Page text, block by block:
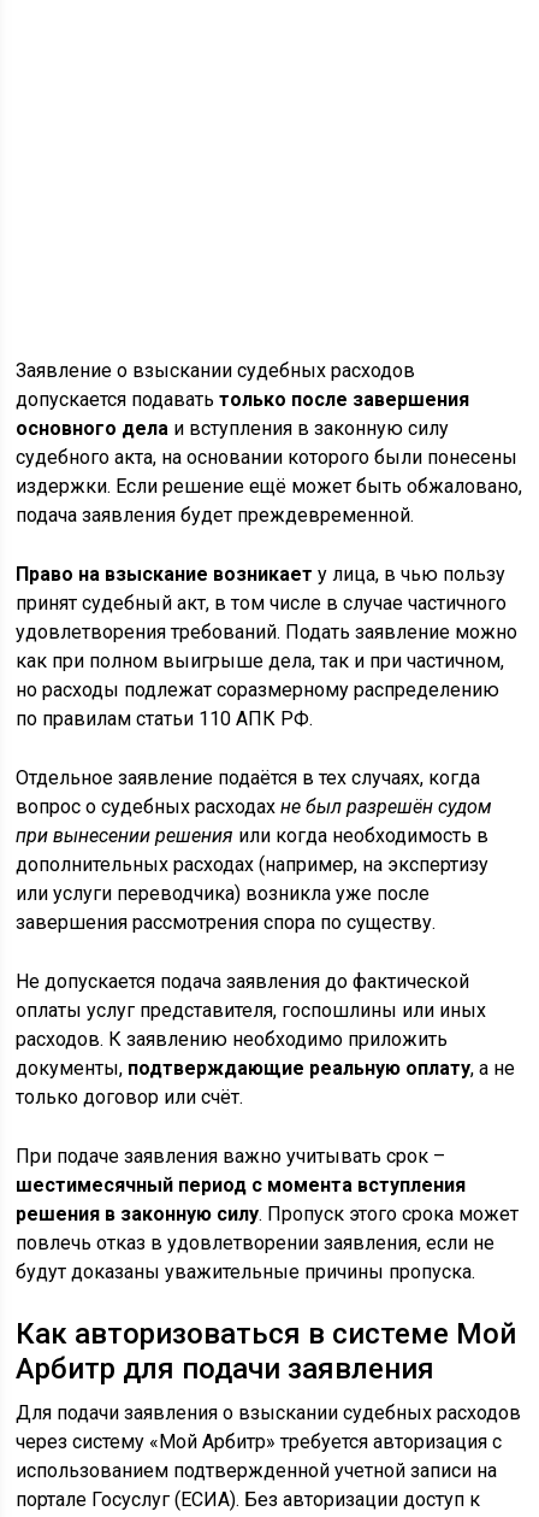
Заявление о взыскании судебных расходов
допускается подаватьтолько после завершения
основного дела и вступления в законную силу
судебного акта, на основании которого были понесены
издержки. Если решение ещё может быть обжаловано,
подача заявления будет преждевременной.
Право на взыскание возникает у лица, в чью пользу
принят судебный акт, в том числе в случае частичного
удовлетворения требований. Подать заявление можно
как при полном выигрыше дела, так и при частичном,
но расходы подлежат соразмерному распределению
по правилам статьи 110 АПК РФ.
Отдельное заявление подаётся в тех случаях, когда
вопрос о судебных расходахне был разрешён судом
при вынесении решения или когда необходимость в
дополнительных расходах (например, на экспертизу
или услуги переводчика) возникла уже после
завершения рассмотрения спора по существу.
Не допускается подача заявления до фактической
оплаты услуг представителя, госпошлины или иных
расходов. К заявлению необходимо приложить
документы, подтверждающие реальную оплату, а не
только договор или счёт.
При подаче заявления важно учитывать срок –
шестимесячный период с момента вступления
решения в законную силу. Пропуск этого срока может
повлечь отказ в удовлетворении заявления, если не
будут доказаны уважительные причины пропуска.
Как авторизоваться в системе Мой
Арбитр для подачи заявления
Для подачи заявления о взыскании судебных расходов
через систему «Мой Арбитр» требуется авторизация с
использованием подтвержденной учетной записи на
портале Госуслуг (ЕСИА). Без авторизации доступ к